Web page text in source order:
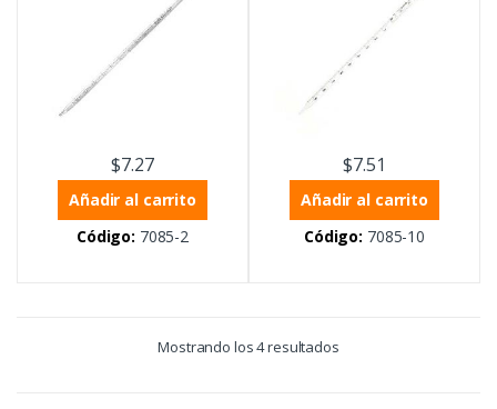
$7.27
Añadir al carrito
Código: 7085-2
$7.51
Añadir al carrito
Código: 7085-10
Mostrando los 4 resultados